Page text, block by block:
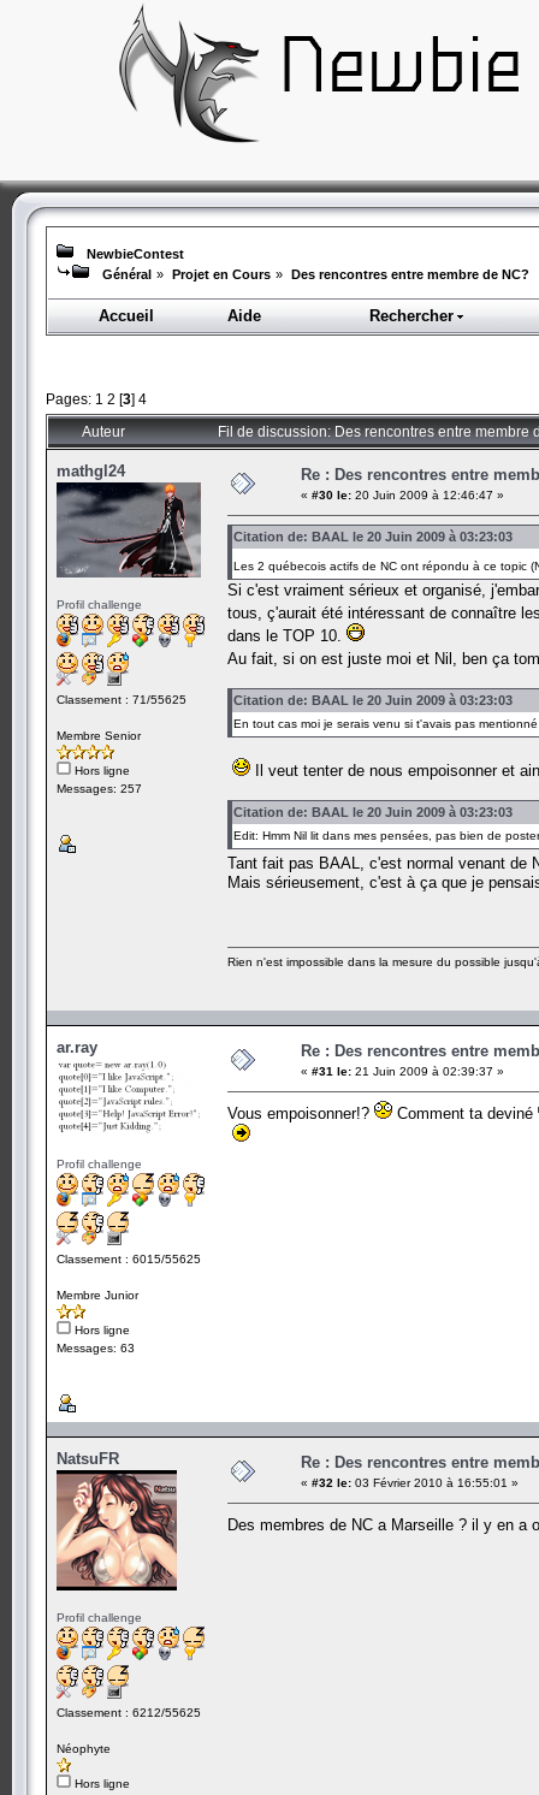
NewbieContest
Général » Projet en Cours » Des rencontres entre membre de NC?
Accueil Aide Rechercher
Pages: 1 2 [3] 4
Auteur Fil de discussion: Des rencontres entre membre
mathgl24
Profil challenge
Classement : 71/55625
Membre Senior
Hors ligne
Messages: 257
Re : Des rencontres entre
« #30 le: 20 Juin 2009 à 12:46:47 »
Citation de: BAAL le 20 Juin 2009 à 03:23:03
Les 2 québecois actifs de NC ont répondu à ce topic
Si c'est vraiment sérieux et organisé,
tous, ç'aurait été intéressant de connaître
dans le TOP 10.
Au fait, si on est juste moi et Nil, ben ça
Citation de: BAAL le 20 Juin 2009 à 03:23:03
En tout cas moi je serais venu si t'avais pas
Il veut tenter de nous empoisonner et
Citation de: BAAL le 20 Juin 2009 à 03:23:03
Edit: Hmm Nil lit dans mes pensées, pas bien de
Tant fait pas BAAL, c'est normal venant de
Mais sérieusement, c'est à ça que je
Rien n'est impossible dans la mesure du possible
ar.ray
Profil challenge
Classement : 6015/55625
Membre Junior
Hors ligne
Messages: 63
Re : Des rencontres entre
« #31 le: 21 Juin 2009 à 02:39:37 »
Vous empoisonner!? Comment ta deviné
NatsuFR
Profil challenge
Classement : 6212/55625
Néophyte
Hors ligne
Re : Des rencontres entre
« #32 le: 03 Février 2010 à 16:55:01 »
Des membres de NC a Marseille ? il y en a